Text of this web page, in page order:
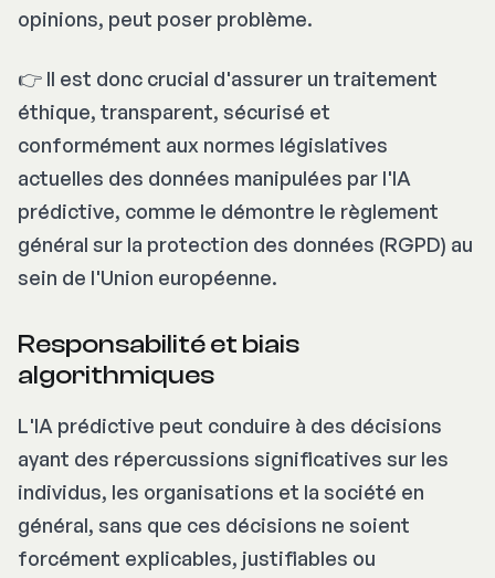
opinions, peut poser problème.
👉 Il est donc crucial d'assurer un traitement
éthique, transparent, sécurisé et
conformément aux normes législatives
actuelles des données manipulées par l'IA
prédictive, comme le démontre le règlement
général sur la protection des données (RGPD) au
sein de l'Union européenne.
Responsabilité et biais
algorithmiques
L'IA prédictive peut conduire à des décisions
ayant des répercussions significatives sur les
individus, les organisations et la société en
général, sans que ces décisions ne soient
forcément explicables, justifiables ou